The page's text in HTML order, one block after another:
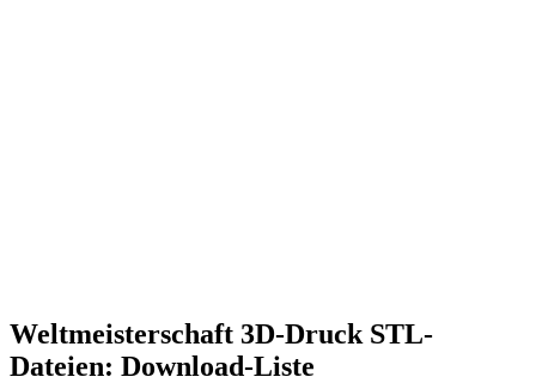
Weltmeisterschaft 3D-Druck STL-
Dateien: Download-Liste